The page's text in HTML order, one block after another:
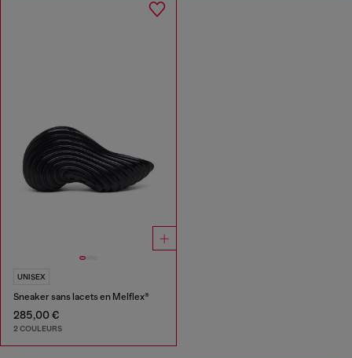
UNISEX
Sneaker sans lacets en Melflex®
285,00 €
2 COULEURS